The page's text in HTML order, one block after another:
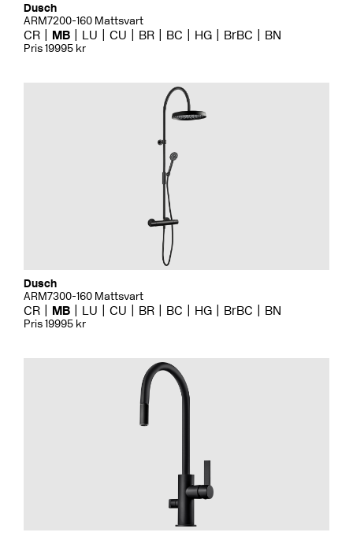
Dusch
ARM7200-160 Mattsvart
CR MB LU CU BR BC HG BrBC BN
Pris 19995 kr
Dusch
ARM7300-160 Mattsvart
CR MB LU CU BR BC HG BrBC BN
Pris 19995 kr